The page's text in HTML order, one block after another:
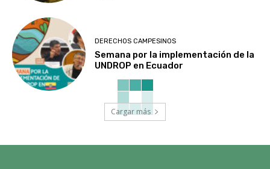
DERECHOS CAMPESINOS
Semana por la implementación de la
UNDROP en Ecuador
Cargar más